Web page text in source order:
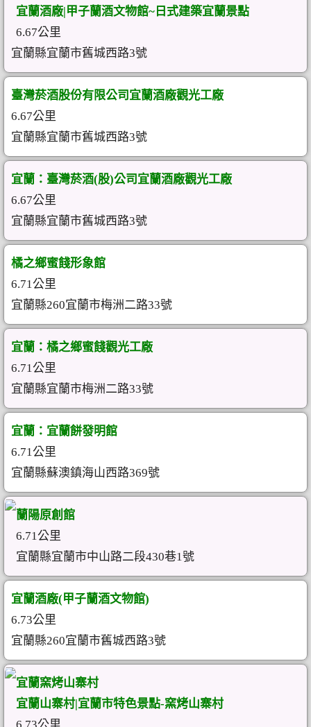
宜蘭酒廠|甲子蘭酒文物館~日式建築宜蘭景點
6.67公里
宜蘭縣宜蘭市舊城西路3號
臺灣菸酒股份有限公司宜蘭酒廠觀光工廠
6.67公里
宜蘭縣宜蘭市舊城西路3號
宜蘭：臺灣菸酒(股)公司宜蘭酒廠觀光工廠
6.67公里
宜蘭縣宜蘭市舊城西路3號
橘之鄉蜜餞形象館
6.71公里
宜蘭縣260宜蘭市梅洲二路33號
宜蘭：橘之鄉蜜餞觀光工廠
6.71公里
宜蘭縣宜蘭市梅洲二路33號
宜蘭：宜蘭餅發明館
6.71公里
宜蘭縣蘇澳鎮海山西路369號
蘭陽原創館
6.71公里
宜蘭縣宜蘭市中山路二段430巷1號
宜蘭酒廠(甲子蘭酒文物館)
6.73公里
宜蘭縣260宜蘭市舊城西路3號
宜蘭窯烤山寨村
宜蘭山寨村|宜蘭市特色景點-窯烤山寨村